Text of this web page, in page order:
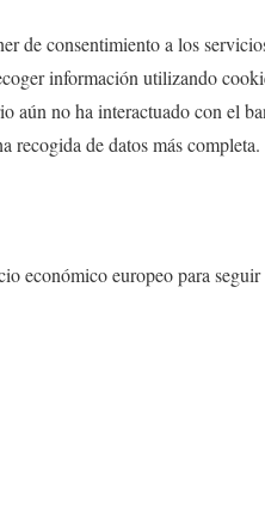
de consentimiento a los
información utilizando
aún no ha interactuado con el
recogida de datos más completa.
económico europeo para seguir